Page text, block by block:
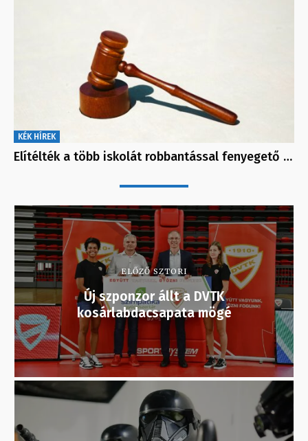
KÉK HÍREK
Elítélték a több iskolát robbantással fenyegető …
ELŐZŐ SZTORI
Új szponzor állt a DVTK
kosárlabdacsapata mögé